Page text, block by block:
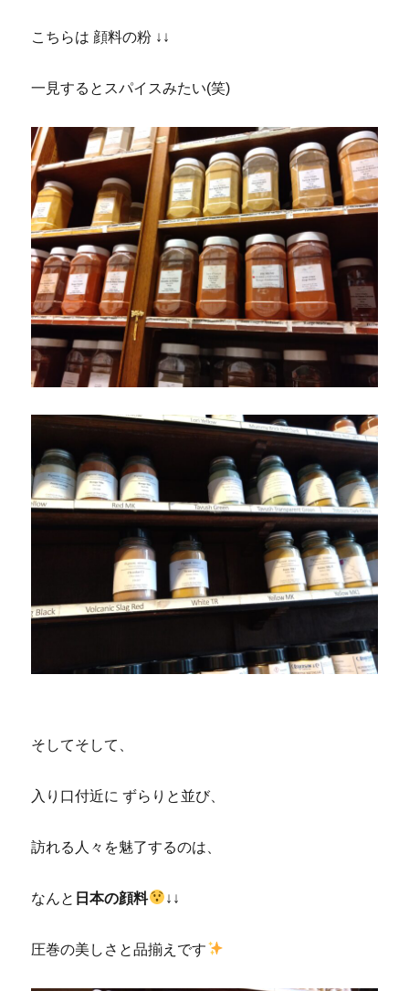
こちらは 顔料の粉 ↓↓
一見するとスパイスみたい(笑)
そしてそして、
入り口付近に ずらりと並び、
訪れる人々を魅了するのは、
なんと 日本の顔料 ↓↓
圧巻の美しさと品揃えです